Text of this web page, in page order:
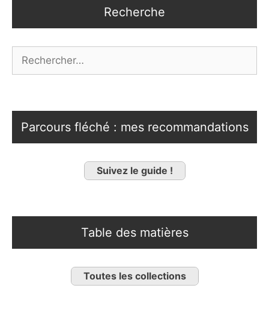
Recherche
Parcours fléché : mes recommandations
Suivez le guide !
Table des matières
Toutes les collections